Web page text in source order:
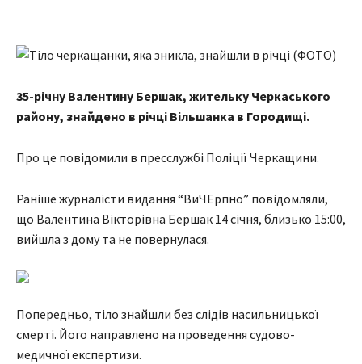
35-річну Валентину Бершак, жительку Черкаського
району, знайдено в річці Вільшанка в Городищі.
Про це повідомили в пресслужбі Поліції Черкащини.
Раніше журналісти видання “ВиЧЕрпно” повідомляли,
що Валентина Вікторівна Бершак 14 січня, близько 15:00,
вийшла з дому та не повернулася.
Попередньо, тіло знайшли без слідів насильницької
смерті. Його направлено на проведення судово-
медичної експертизи.